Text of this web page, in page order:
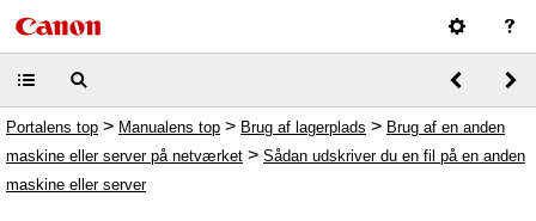
Portalens top > Manualens top > Brug af lagerplads > Brug af en anden
maskine eller server på netværket > Sådan udskriver du en fil på en anden
maskine eller server